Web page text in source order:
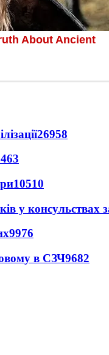
26958
10510
у консульствах
9976
в СЗЧ9682